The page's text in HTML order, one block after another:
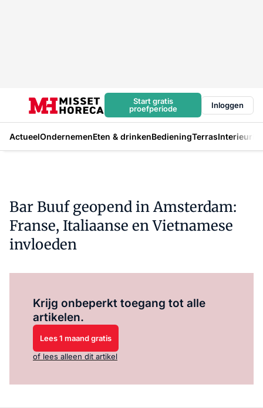
Start gratis
proefperiode
Inloggen
ActueelOndernemenEten & drinkenBedieningTerrasInterieur
Bar Buuf geopend in Amsterdam:
Franse, Italiaanse en Vietnamese
invloeden
Krijg onbeperkt toegang tot alle
artikelen.
Lees 1 maand gratis
of lees alleen dit artikel